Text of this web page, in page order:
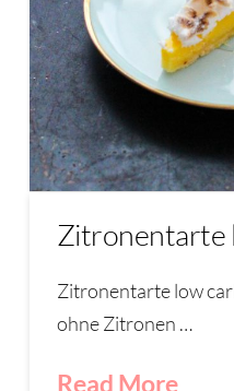
Zitronentarte
Zitronentarte low
ohne Zitronen …
Read More